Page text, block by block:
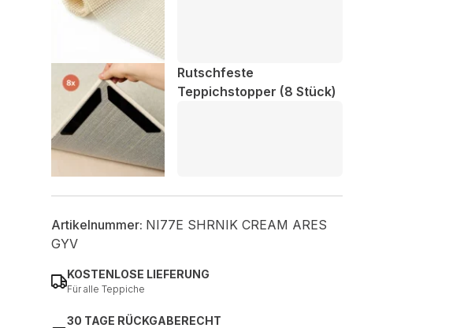
Rutschfeste
Teppichstopper (8 Stück)
Artikelnummer: NI77E SHRNIK CREAM ARES
GYV
KOSTENLOSE LIEFERUNG
Für alle Teppiche
30 TAGE RÜCKGABERECHT